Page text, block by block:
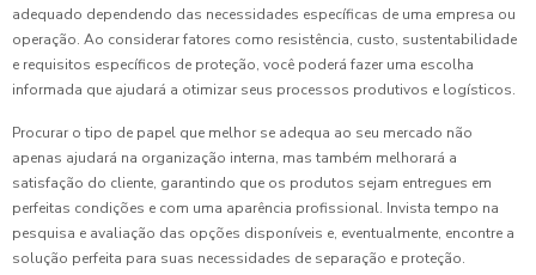
adequado dependendo das necessidades específicas de uma empresa ou
operação. Ao considerar fatores como resistência, custo, sustentabilidade
e requisitos específicos de proteção, você poderá fazer uma escolha
informada que ajudará a otimizar seus processos produtivos e logísticos.
Procurar o tipo de papel que melhor se adequa ao seu mercado não
apenas ajudará na organização interna, mas também melhorará a
satisfação do cliente, garantindo que os produtos sejam entregues em
perfeitas condições e com uma aparência profissional. Invista tempo na
pesquisa e avaliação das opções disponíveis e, eventualmente, encontre a
solução perfeita para suas necessidades de separação e proteção.